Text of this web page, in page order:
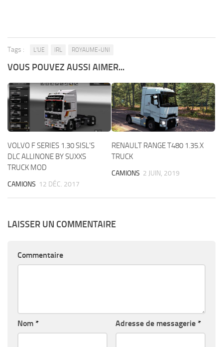
Tags : L'UE IRL ROYAUME-UNI
VOUS POUVEZ AUSSI AIMER...
VOLVO F SERIES 1.30 SISL’S
DLC ALLINONE BY SUXXS
TRUCK MOD
CAMIONS 12 DÉC. 2017
RENAULT RANGE T480 1.35.X
TRUCK
CAMIONS 2 JUIN, 2019
LAISSER UN COMMENTAIRE
Commentaire
Nom * Adresse de messagerie *